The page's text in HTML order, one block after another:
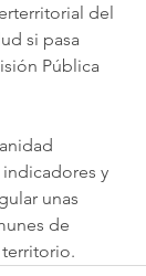
del
si pasa
Pública
y
unas
de